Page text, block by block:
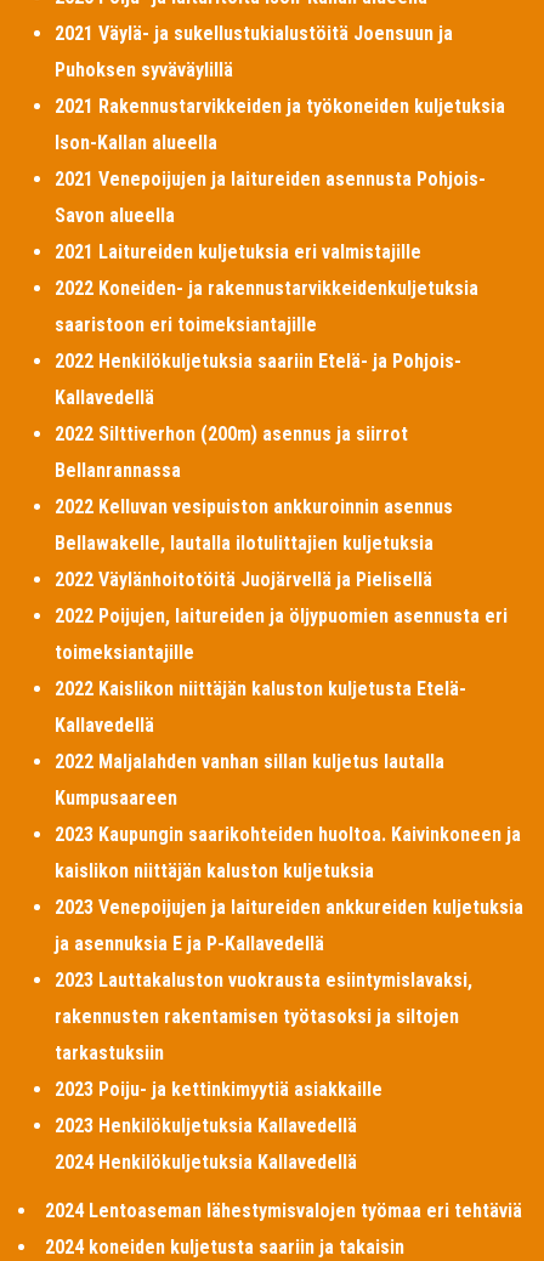
2021 Väylä- ja sukellustukialustöitä Joensuun ja
Puhoksen syväväylillä
2021 Rakennustarvikkeiden ja työkoneiden kuljetuksia
Ison-Kallan alueella
2021 Venepoijujen ja laitureiden asennusta Pohjois-
Savon alueella
2021 Laitureiden kuljetuksia eri valmistajille
2022 Koneiden- ja rakennustarvikkeidenkuljetuksia
saaristoon eri toimeksiantajille
2022 Henkilökuljetuksia saariin Etelä- ja Pohjois-
Kallavedellä
2022 Silttiverhon (200m) asennus ja siirrot
Bellanrannassa
2022 Kelluvan vesipuiston ankkuroinnin asennus
Bellawakelle, lautalla ilotulittajien kuljetuksia
2022 Väylänhoitotöitä Juojärvellä ja Pielisellä
2022 Poijujen, laitureiden ja öljypuomien asennusta eri
toimeksiantajille
2022 Kaislikon niittäjän kaluston kuljetusta Etelä-
Kallavedellä
2022 Maljalahden vanhan sillan kuljetus lautalla
Kumpusaareen
2023 Kaupungin saarikohteiden huoltoa. Kaivinkoneen ja
kaislikon niittäjän kaluston kuljetuksia
2023 Venepoijujen ja laitureiden ankkureiden kuljetuksia
ja asennuksia E ja P-Kallavedellä
2023 Lauttakaluston vuokrausta esiintymislavaksi,
rakennusten rakentamisen työtasoksi ja siltojen
tarkastuksiin
2023 Poiju- ja kettinkimyytiä asiakkaille
2023 Henkilökuljetuksia Kallavedellä
2024 Henkilökuljetuksia Kallavedellä
2024 Lentoaseman lähestymisvalojen työmaa eri tehtäviä
2024 koneiden kuljetusta saariin ja takaisin